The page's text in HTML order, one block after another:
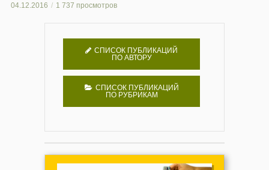
04.12.2016 1 737 просмотров
СПИСОК ПУБЛИКАЦИЙ
ПО АВТОРУ
СПИСОК ПУБЛИКАЦИЙ
ПО РУБРИКАМ